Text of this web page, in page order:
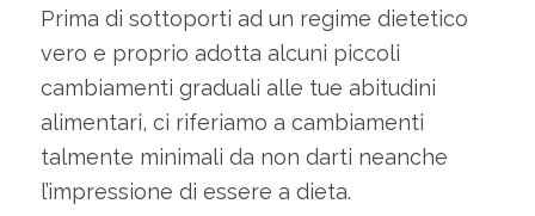
Prima di sottoporti ad un regime dietetico
vero e proprio adotta alcuni piccoli
cambiamenti graduali alle tue abitudini
alimentari, ci riferiamo a cambiamenti
talmente minimali da non darti neanche
l’impressione di essere a dieta.